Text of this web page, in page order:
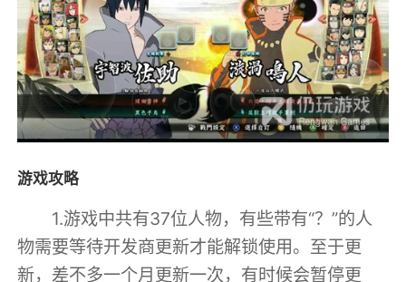
游戏攻略
1.游戏中共有37位人物，有些带有“？”的人
物需要等待开发商更新才能解锁使用。至于更
新，差不多一个月更新一次，有时候会暂停更